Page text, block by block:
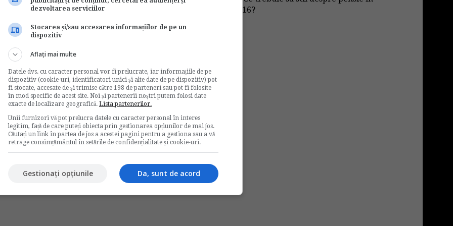
au beneficiat de drepturile prevazute la
privind protectia si promovarea drepturilor
modificarile si completarile ulterioare.
nr. 158/2005, alin. (2) contine o
gravide ce si-au pierdut locul de munca din
de 9 luni de la data pierderii calitatii de
il ocupati a fost restructurat cand erati in luna
a dat faliment sau a intrat in
de munca pe perioada determinata care
nasterii, si in perioada dintre incetarea
ati mai avut o alta incadrare in munca sau nu
indemnizatie aferenta
2016?
dezvoltarea serviciilor
Stocarea și/sau accesarea informațiilor de pe un
dispozitiv
Aflați mai multe
Datele dvs. cu caracter personal vor fi prelucrate, iar informațiile de pe
dispozitiv (cookie-uri, identificatori unici și alte date de pe dispozitiv) pot
fi stocate, accesate de și trimise către 198 de parteneri sau pot fi folosite
în mod specific de acest site. Noi și partenerii noștri putem folosi date
exacte de localizare geografică. Lista partenerilor.
Unii furnizori vă pot prelucra datele cu caracter personal în interes
legitim, față de care puteți obiecta prin gestionarea opțiunilor de mai jos.
Căutați un link în partea de jos a acestei pagini pentru a gestiona sau a vă
retrage consimțământul în setările de confidențialitate și cookie-uri.
Da, sunt de acord
Gestionați opțiunile